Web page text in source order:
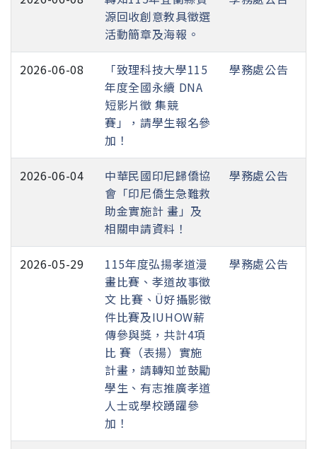
源回收創意教具徵選
活動簡章及海報。
2026-06-08
「致理科技大學115
年度全國永續 DNA
短影片徵 集競
賽」，請學生報名參
加！
學務處公告
2026-06-04
中華民國印尼歸僑協
會「印尼僑生急難救
助金實施計 畫」及
相關申請資料！
學務處公告
2026-05-29
115年度弘揚孝道漫
畫比賽、孝道故事徵
文 比賽、Ü好攝影徵
件比賽及IUHOW薪
傳參與獎，共計4項
比 賽（表揚）實施
計畫，請轉知並鼓勵
學生、有志推廣孝道
人士或學校踴躍參
加！
學務處公告